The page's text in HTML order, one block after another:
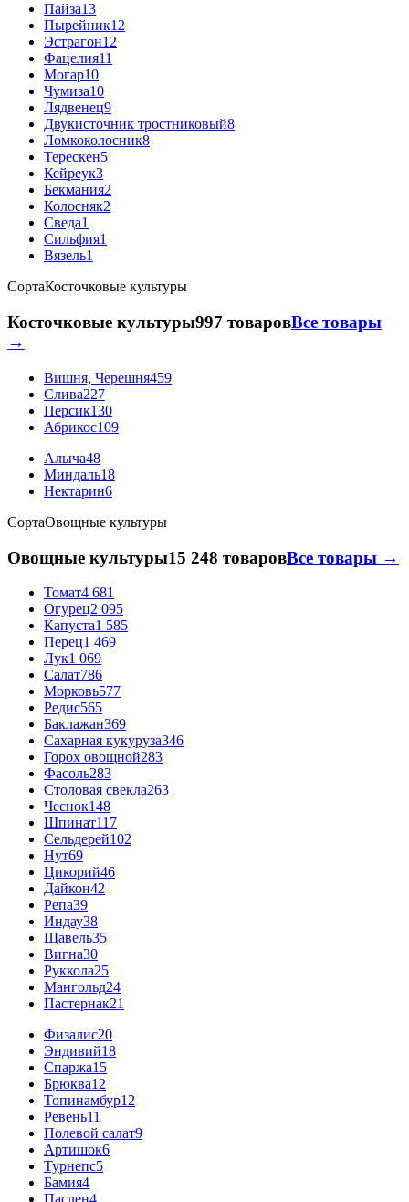
Пайза13
Пырейник12
Эстрагон12
Фацелия11
Могар10
Чумиза10
Лядвенец9
Двукисточник тростниковый8
Ломкоколосник8
Терескен5
Кейреук3
Бекмания2
Колосняк2
Сведа1
Сильфия1
Вязель1
СортаКосточковые культуры
Косточковые культуры997 товаровВсе товары
→
Вишня, Черешня459
Слива227
Персик130
Абрикос109
Алыча48
Миндаль18
Нектарин6
СортаОвощные культуры
Овощные культуры15 248 товаровВсе товары →
Томат4 681
Огурец2 095
Капуста1 585
Перец1 469
Лук1 069
Салат786
Морковь577
Редис565
Баклажан369
Сахарная кукуруза346
Горох овощной283
Фасоль283
Столовая свекла263
Чеснок148
Шпинат117
Сельдерей102
Нут69
Цикорий46
Дайкон42
Репа39
Индау38
Щавель35
Вигна30
Руккола25
Мангольд24
Пастернак21
Физалис20
Эндивий18
Спаржа15
Брюква12
Топинамбур12
Ревень11
Полевой салат9
Артишок6
Турнепс5
Бамия4